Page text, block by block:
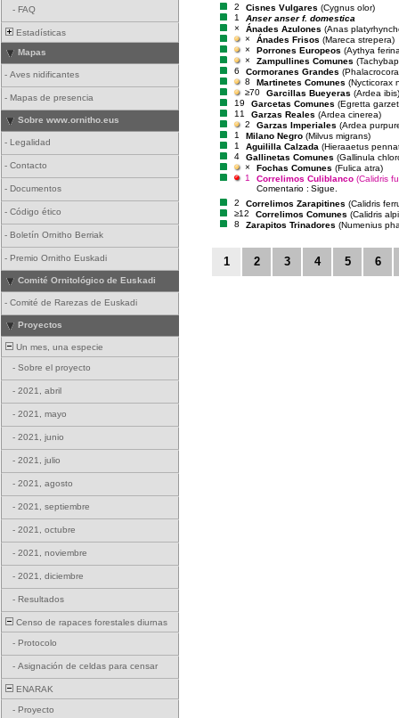
- FAQ
Estadísticas
Mapas
- Aves nidificantes
- Mapas de presencia
Sobre www.ornitho.eus
- Legalidad
- Contacto
- Documentos
- Código ético
- Boletín Ornitho Berriak
- Premio Ornitho Euskadi
Comité Ornitológico de Euskadi
- Comité de Rarezas de Euskadi
Proyectos
Un mes, una especie
- Sobre el proyecto
- 2021, abril
- 2021, mayo
- 2021, junio
- 2021, julio
- 2021, agosto
- 2021, septiembre
- 2021, octubre
- 2021, noviembre
- 2021, diciembre
- Resultados
Censo de rapaces forestales diurnas
- Protocolo
- Asignación de celdas para censar
ENARAK
- Proyecto
2
Cisnes Vulgares (Cygnus olor)
1
Anser anser f. domestica
×
Ánades Azulones (Anas
×
Ánades Frisos (Mareca strepera)
×
Porrones Europeos (Aythya
×
Zampullines Comunes
6
Cormoranes Grandes
8
Martinetes Comunes (Nycticorax
≥70
Garcillas Bueyeras (Ardea ibis)
19
Garcetas Comunes (Egretta
11
Garzas Reales (Ardea cinerea)
2
Garzas Imperiales (Ardea
1
Milano Negro (Milvus migrans)
1
Aguililla Calzada (Hieraaetus
4
Gallinetas Comunes (Gallinula
×
Fochas Comunes (Fulica atra)
1
Correlimos Culiblanco (Calidris
Comentario : Sigue.
2
Correlimos Zarapitines (Calidris
≥12
Correlimos Comunes (Calidris
8
Zarapitos Trinadores (Numenius
1 2 3 4 5 6